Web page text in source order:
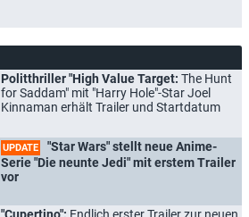
Politthriller "High Value Target: The Hunt
for Saddam" mit "Harry Hole"-Star Joel
Kinnaman erhält Trailer und Startdatum
UPDATE
"Star Wars" stellt neue Anime-
Serie "Die neunte Jedi" mit erstem Trailer
vor
"Cupertino": Endlich erster Trailer zur neuen